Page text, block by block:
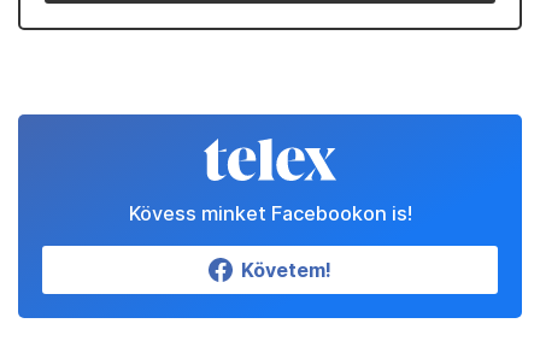
Kövess minket Facebookon is!
Követem!